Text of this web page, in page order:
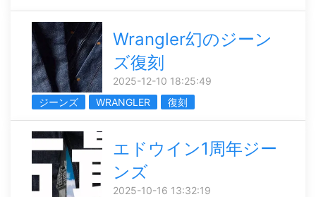
Wrangler幻のジーン
ズ復刻
2025-12-10 18:25:49
ジーンズ
WRANGLER 復刻
エドウイン1周年ジー
ンズ
2025-10-16 13:32:19